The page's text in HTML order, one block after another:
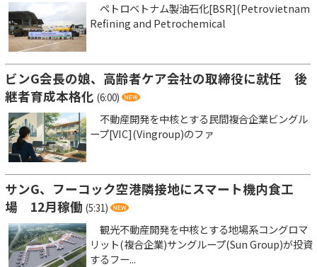
ペトロベトナム製油石化[BSR](Petrovietnam
Refining and Petrochemical
ビンG会長の娘、高齢者ケア会社の取締役に就任 後
継者育成本格化 (6:00)
不動産開発を中核とする民間複合企業ビングル
ープ[VIC](Vingroup)のファ
サンG、フーコック空港隣接地にスマート機内食工
場 12月稼働 (5:31)
観光不動産開発を中核とする地場系コングロマ
リット(複合企業)サングループ(Sun Group)が投資
するフー...